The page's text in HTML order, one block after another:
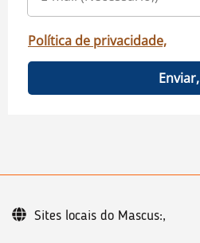
Política de privacidade,
Enviar,
Sites locais do Mascus:,